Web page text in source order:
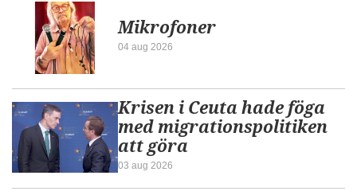
Mikrofoner
04 aug 2026
Krisen i Ceuta hade föga
med migrationspolitiken
att göra
03 aug 2026